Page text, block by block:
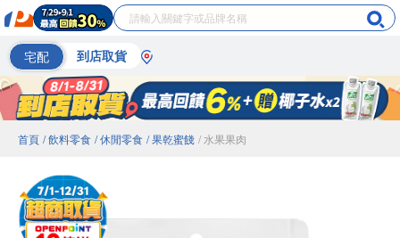
宅配 到店取貨
首頁 / 飲料零食 / 休閒零食 / 果乾蜜餞 / 水果果肉